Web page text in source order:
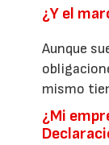
¿Y el
Aunque
mismo
¿Mi